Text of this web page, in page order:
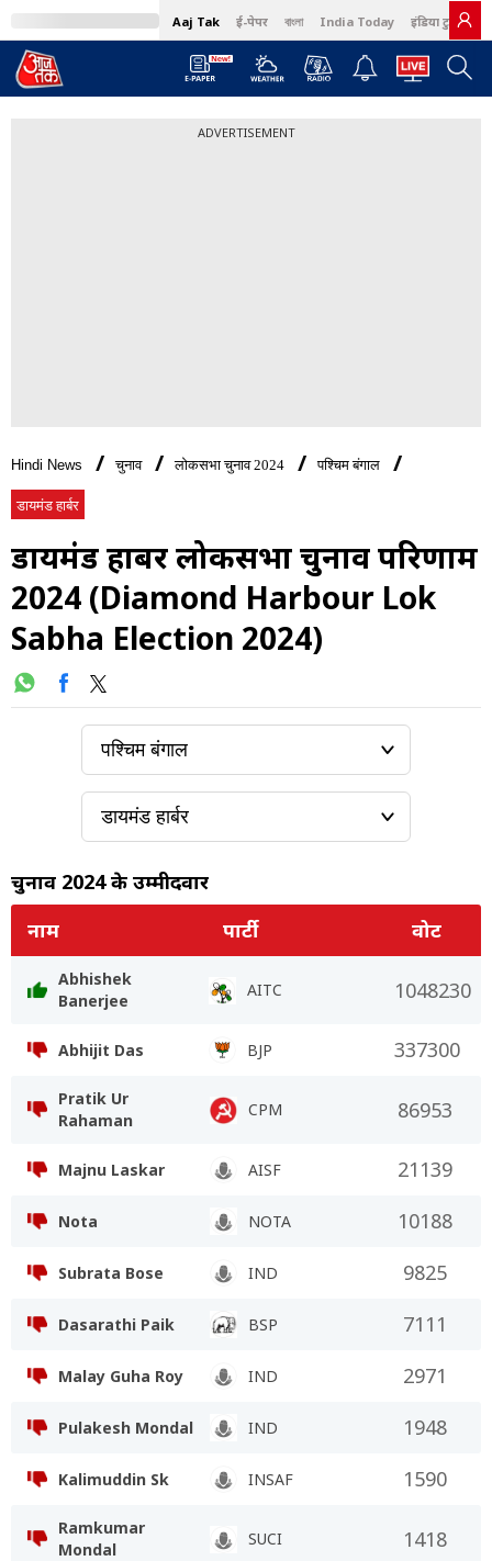
Aaj Tak ई-पेपर বাংলা India Today इंडिया टुडे हिंदी
ADVERTISEMENT
Hindi News चुनाव लोकसभा चुनाव 2024 पश्चिम बंगाल
डायमंड हार्बर
डायमंड हार्बर लोकसभा चुनाव परिणाम
2024 (Diamond Harbour Lok
Sabha Election 2024)
चुनाव 2024 के उम्मीदवार
नाम
पार्टी वोट
Abhishek
Banerjee
AITC 1048230
Abhijit Das BJP 337300
Pratik Ur
Rahaman
CPM 86953
Majnu Laskar AISF 21139
Nota NOTA 10188
Subrata Bose IND 9825
Dasarathi Paik BSP 7111
Malay Guha Roy IND 2971
Pulakesh Mondal IND 1948
Kalimuddin Sk INSAF 1590
Ramkumar
Mondal
SUCI 1418